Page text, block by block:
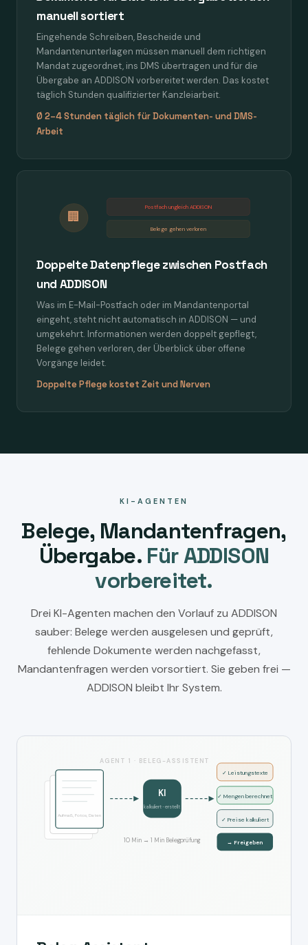
manuell sortiert
Eingehende Schreiben, Bescheide und
Mandantenunterlagen müssen manuell dem richtigen
Mandat zugeordnet, ins DMS übertragen und für die
Übergabe an ADDISON vorbereitet werden. Das kostet
täglich Stunden qualifizierter Kanzleiarbeit.
Ø 2–4 Stunden täglich für Dokumenten- und DMS-
Arbeit
🏢
Postfach ungleich ADDISON
Belege gehen verloren
Doppelte Datenpflege zwischen Postfach
und ADDISON
Was im E-Mail-Postfach oder im Mandantenportal
eingeht, steht nicht automatisch in ADDISON — und
umgekehrt. Informationen werden doppelt gepflegt,
Belege gehen verloren, der Überblick über offene
Vorgänge leidet.
Doppelte Pflege kostet Zeit und Nerven
KI-AGENTEN
Belege, Mandantenfragen,
Übergabe. Für ADDISON
vorbereitet.
Drei KI-Agenten machen den Vorlauf zu ADDISON
sauber: Belege werden ausgelesen und geprüft,
fehlende Dokumente werden nachgefasst,
Mandantenfragen werden vorsortiert. Sie geben frei —
ADDISON bleibt Ihr System.
AGENT 1 · BELEG-ASSISTENT
Aufmaß, Fotos, Daten
KI
kalkuliert · erstellt
✓ Leistungstexte
✓ Mengen berechnet
✓ Preise kalkuliert
→ Freigeben
10 Min → 1 Min Belegprüfung